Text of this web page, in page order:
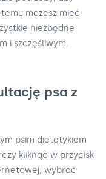
możesz mieć
niezbędne
i szczęśliwym.
psa z
psim dietetykiem
kliknąć w przycisk
wybrać